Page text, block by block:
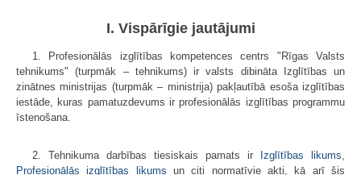
I. Vispārīgie jautājumi
1. Profesionālās izglītības kompetences centrs "Rīgas Valsts
tehnikums" (turpmāk – tehnikums) ir valsts dibināta Izglītības un
zinātnes ministrijas (turpmāk – ministrija) pakļautībā esoša izglītības
iestāde, kuras pamatuzdevums ir profesionālās izglītības programmu
īstenošana.
2. Tehnikuma darbības tiesiskais pamats ir Izglītības likums
Profesionālās izglītības likums un citi normatīvie akti, kā arī šis